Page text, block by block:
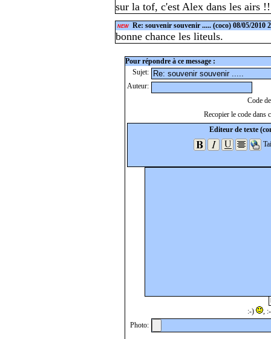
sur la tof, c'est Alex dans les airs !!
NEW Re: souvenir souvenir ..... (coco) 08/05/2010
bonne chance les liteuls.
Pour répondre à ce message :
Sujet:
Auteur:
Code
Recopier le code dans
Editeur de texte
:-)
,
Photo: